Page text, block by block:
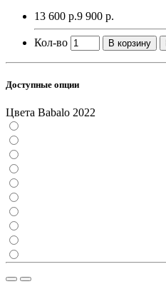
13 600 р.9 900 р.
Кол-во В корзину
Доступные опции
Цвета Babalo 2022